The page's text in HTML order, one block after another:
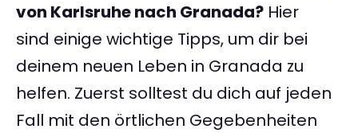
von Karlsruhe nach Granada? Hier
sind einige wichtige Tipps, um dir bei
deinem neuen Leben in Granada zu
helfen. Zuerst solltest du dich auf jeden
Fall mit den örtlichen Gegebenheiten